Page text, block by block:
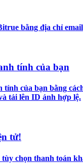
dịch Spot
dịch
bằng địa chỉ
tính của bạn
tính của bạn bằng
tải lên ID ảnh hợp lệ.
tử!
chọn thanh toán